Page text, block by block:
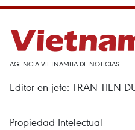
AGENCIA VIETNAMITA DE NOTICIAS
Editor en jefe: TRAN TIEN
Propiedad Intelectual